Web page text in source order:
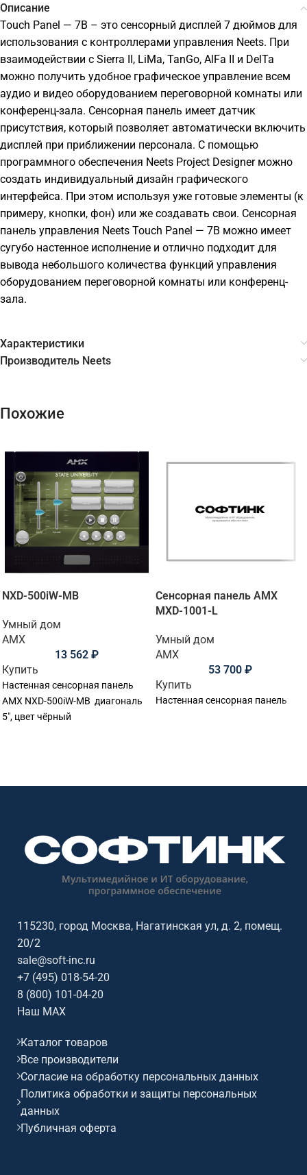
Описание
Touch Panel — 7B – это сенсорный дисплей 7 дюймов для
использования с контроллерами управления Neets. При
взаимодействии с Sierra II, LiMa, TanGo, AlFa II и DelTa
можно получить удобное графическое управление всем
аудио и видео оборудованием переговорной комнаты или
конференц-зала. Сенсорная панель имеет датчик
присутствия, который позволяет автоматически включить
дисплей при приближении персонала. С помощью
программного обеспечения Neets Project Designer можно
создать индивидуальный дизайн графического
интерфейса. При этом используя уже готовые элементы (к
примеру, кнопки, фон) или же создавать свои. Сенсорная
панель управления Neets Touch Panel — 7B можно имеет
сугубо настенное исполнение и отлично подходит для
вывода небольшого количества функций управления
оборудованием переговорной комнаты или конференц-
зала.
Характеристики
Производитель Neets
Похожие
NXD-500iW-MB
Умный дом
AMX
13 562 ₽
Купить
Настенная сенсорная панель
AMX NXD-500iW-MB диагональ
5", цвет чёрный
Сенсорная панель АМХ
MXD-1001-L
Умный дом
AMX
53 700 ₽
Купить
Настенная сенсорная панель
115230, город Москва, Нагатинская ул, д. 2, помещ.
20/2
sale@soft-inc.ru
+7 (495) 018-54-20
8 (800) 101-04-20
Наш MAX
Каталог товаров
Все производители
Согласие на обработку персональных данных
Политика обработки и защиты персональных
данных
Публичная оферта